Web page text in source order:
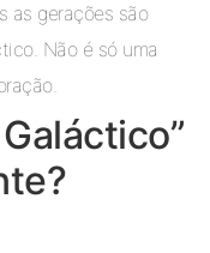
as gerações são
Não é só uma